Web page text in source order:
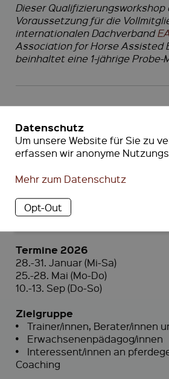
Dieser
Voraussetzung für die
internationalen Dachverband
Association for Horse Assisted
beinhaltet eine 1-jährige Probe-
Termine 2026
28.-31. Januar (Mi-Sa)
25.-28. Mai (Mo-Do)
10.-13. Sep (Do-So)
Zielgruppe
• Trainer/innen, Berater/innen
• Erwachsenenpädagog/innen
•
Interessent/innen an
Coaching
Datenschutz
Um unsere Website für Sie zu
erfassen wir anonyme
Mehr zum Datenschutz
Opt-Out